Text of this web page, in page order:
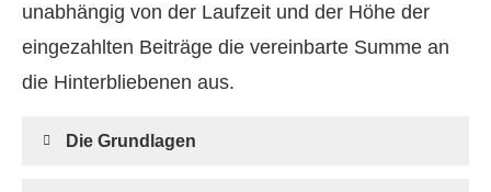
unabhängig von der Laufzeit und der Höhe der
eingezahlten Beiträge die vereinbarte Summe an
die Hinterbliebenen aus.
Die Grundlagen